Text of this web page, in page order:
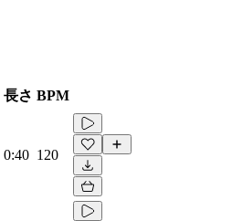
長さ BPM
0:40 120